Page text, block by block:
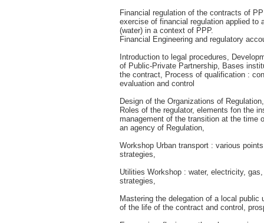
Financial regulation of the contracts of
exercise of financial regulation applied to
(water) in a context of PPP.
Financial Engineering and regulatory
Introduction to legal procedures,
of Public-Private Partnership, Bases
the contract, Process of qualification :
evaluation and control
Design of the Organizations of Regulation,
Roles of the regulator, elements fon the
management of the transition at the time
an agency of Regulation,
Workshop Urban transport : various
strategies,
Utilities Workshop : water, electricity,
strategies,
Mastering the delegation of a local public
of the life of the contract and control,